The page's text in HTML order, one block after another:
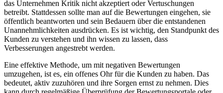
das Unternehmen Kritik nicht akzeptiert oder Vertuschungen
betreibt. Stattdessen sollte man auf ‍die Bewertungen eingehen, sie
⁣öffentlich beantworten und sein Bedauern über die entstandenen
Unannehmlichkeiten ausdrücken. Es ist wichtig, ‍den Standpunkt des
Kunden zu verstehen und ihn wissen zu lassen, dass
Verbesserungen angestrebt werden.
Eine effektive Methode, um ​mit negativen Bewertungen
umzugehen,⁣ ist es, ein offenes Ohr für die Kunden zu haben. Das
bedeutet, aktiv zuzuhören und⁢ ihre‍ Sorgen ernst zu nehmen. Dies